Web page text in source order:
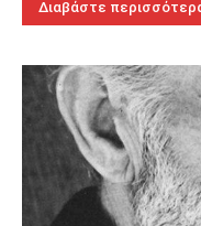
Διαβάστε